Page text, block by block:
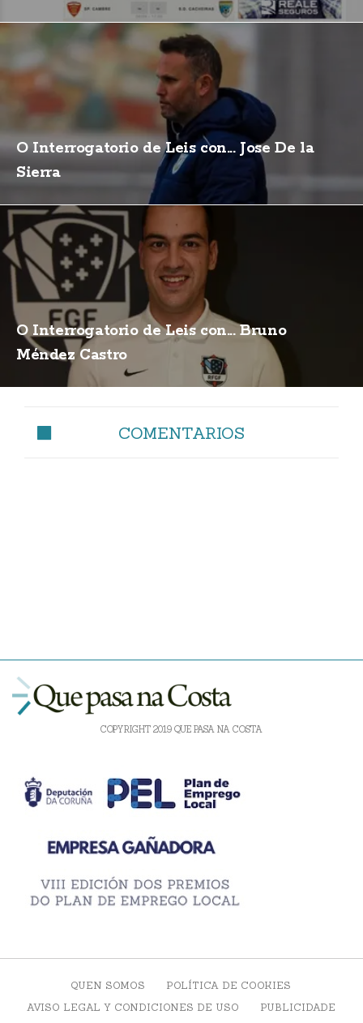
O Interrogatorio de Leis con... Jose De la
Sierra
O Interrogatorio de Leis con... Bruno
Méndez Castro
COMENTARIOS
COPYRIGHT 2019 QUE PASA NA COSTA
QUEN SOMOS
POLÍTICA DE COOKIES
AVISO LEGAL Y CONDICIONES DE USO
PUBLICIDADE